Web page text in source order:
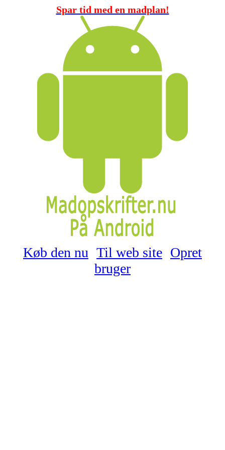
Spar tid med en madplan!
Køb den nu Til web site Opret
bruger